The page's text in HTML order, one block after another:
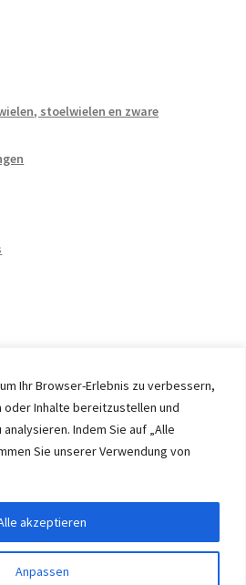
Ihr Browser-Erlebnis zu verbessern,
Inhalte bereitzustellen und
Indem Sie auf „Alle
Sie unserer Verwendung von
Anpassen
akzeptieren
stoelwielen en zware
Germany, member of the ERUON